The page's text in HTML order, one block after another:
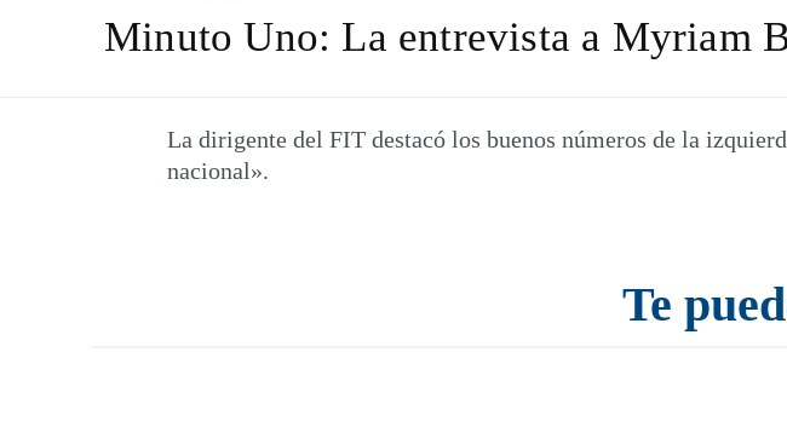
Minuto Uno: La entrevista a Myriam
La dirigente del FIT destacó los buenos números de la
nacional».
Te